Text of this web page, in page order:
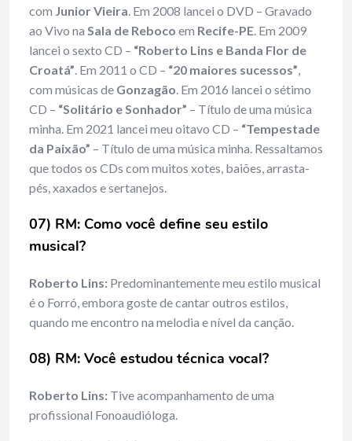
com Junior Vieira. Em 2008 lancei o DVD – Gravado
ao Vivo na Sala de Reboco em Recife-PE. Em 2009
lancei o sexto CD – “Roberto Lins e Banda Flor de
Croatá”. Em 2011 o CD – “20 maiores sucessos”,
com músicas de Gonzagão. Em 2016 lancei o sétimo
CD – “Solitário e Sonhador” – Título de uma música
minha. Em 2021 lancei meu oitavo CD – “Tempestade
da Paixão” – Título de uma música minha. Ressaltamos
que todos os CDs com muitos xotes, baiões, arrasta-
pés, xaxados e sertanejos.
07) RM: Como você define seu estilo
musical?
Roberto Lins: Predominantemente meu estilo musical
é o Forró, embora goste de cantar outros estilos,
quando me encontro na melodia e nível da canção.
08) RM: Você estudou técnica vocal?
Roberto Lins: Tive acompanhamento de uma
profissional Fonoaudióloga.